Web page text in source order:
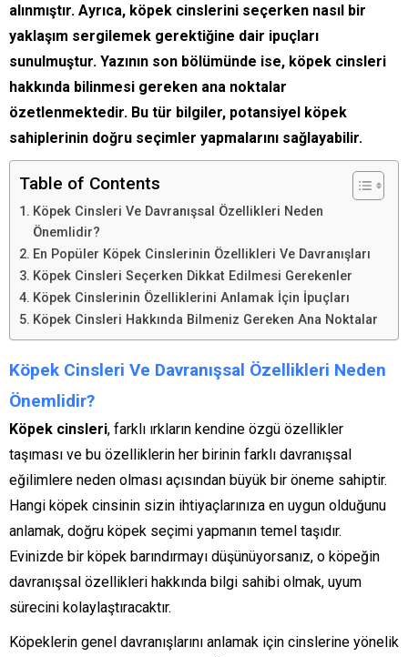
alınmıştır. Ayrıca, köpek cinslerini seçerken nasıl bir
yaklaşım sergilemek gerektiğine dair ipuçları
sunulmuştur. Yazının son bölümünde ise, köpek cinsleri
hakkında bilinmesi gereken ana noktalar
özetlenmektedir. Bu tür bilgiler, potansiyel köpek
sahiplerinin doğru seçimler yapmalarını sağlayabilir.
Table of Contents
Köpek Cinsleri Ve Davranışsal Özellikleri Neden
Önemlidir?
En Popüler Köpek Cinslerinin Özellikleri Ve Davranışları
Köpek Cinsleri Seçerken Dikkat Edilmesi Gerekenler
Köpek Cinslerinin Özelliklerini Anlamak İçin İpuçları
Köpek Cinsleri Hakkında Bilmeniz Gereken Ana Noktalar
Köpek Cinsleri Ve Davranışsal Özellikleri Neden
Önemlidir?
Köpek cinsleri, farklı ırkların kendine özgü özellikler
taşıması ve bu özelliklerin her birinin farklı davranışsal
eğilimlere neden olması açısından büyük bir öneme sahiptir.
Hangi köpek cinsinin sizin ihtiyaçlarınıza en uygun olduğunu
anlamak, doğru köpek seçimi yapmanın temel taşıdır.
Evinizde bir köpek barındırmayı düşünüyorsanız, o köpeğin
davranışsal özellikleri hakkında bilgi sahibi olmak, uyum
sürecini kolaylaştıracaktır.
Köpeklerin genel davranışlarını anlamak için cinslerine yönelik